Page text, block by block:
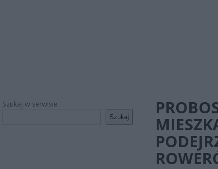
Szukaj w serwisie
Szukaj